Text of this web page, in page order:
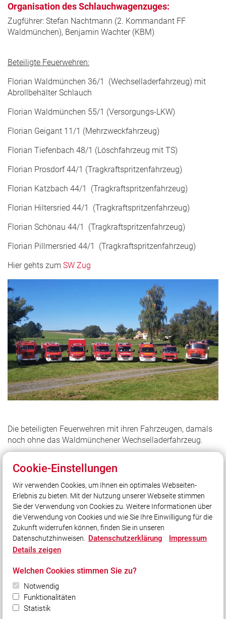
Organisation des Schlauchwagenzuges:
Zugführer: Stefan Nachtmann (2. Kommandant FF
Waldmünchen), Benjamin Wachter (KBM)
Beteiligte Feuerwehren:
Florian Waldmünchen 36/1 (Wechselladerfahrzeug) mit
Abrollbehälter Schlauch
Florian Waldmünchen 55/1 (Versorgungs-LKW)
Florian Geigant 11/1 (Mehrzweckfahrzeug)
Florian Tiefenbach 48/1 (Löschfahrzeug mit TS)
Florian Prosdorf 44/1 (Tragkraftspritzenfahrzeug)
Florian Katzbach 44/1 (Tragkraftspritzenfahrzeug)
Florian Hiltersried 44/1 (Tragkraftspritzenfahrzeug)
Florian Schönau 44/1 (Tragkraftspritzenfahrzeug)
Florian Pillmersried 44/1 (Tragkraftspritzenfahrzeug)
Hier gehts zum SW Zug
Die beteiligten Feuerwehren mit ihren Fahrzeugen, damals
noch ohne das Waldmünchener Wechselladerfahrzeug.
Unser Leitsatz
... im Dienst am Nächsten!
Social Media
Bleiben Sie mit uns in Kontakt und vernetzen Sie sich
mit uns!
Cookie-Einstellungen
Wir verwenden Cookies, um Ihnen ein optimales Webseiten-
Erlebnis zu bieten. Mit der Nutzung unserer Webseite stimmen
Sie der Verwendung von Cookies zu. Weitere Informationen über
die Verwendung von Cookies und wie Sie Ihre Einwilligung für die
Zukunft widerrufen können, finden Sie in unseren
Datenschutzhinweisen. Datenschutzerklärung
Impressum
Details zeigen
Welchen Cookies stimmen Sie zu?
Notwendig
Funktionalitäten
Statistik